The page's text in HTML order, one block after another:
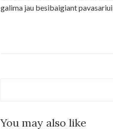
galima jau besibaigiant
You may also like